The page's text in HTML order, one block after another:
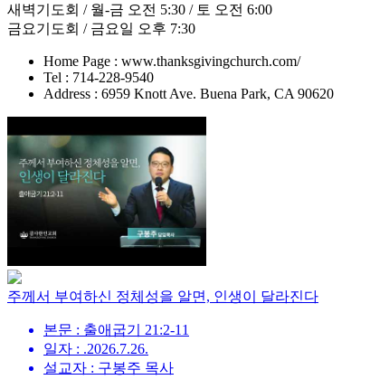
새벽기도회 / 월-금 오전 5:30 / 토 오전 6:00
금요기도회 / 금요일 오후 7:30
Home Page : www.thanksgivingchurch.com/
Tel : 714-228-9540
Address : 6959 Knott Ave. Buena Park, CA 90620
주께서 부여하신 정체성을 알면, 인생이 달라진다
본문 : 출애굽기 21:2-11
일자 : .2026.7.26.
설교자 : 구봉주 목사